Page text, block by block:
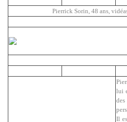
Pierrick Sorin, 48 ans,
lui
Il